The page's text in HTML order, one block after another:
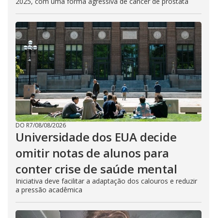
DO R7/08/08/2026
Universidade dos EUA decide
omitir notas de alunos para
conter crise de saúde mental
Iniciativa deve facilitar a adaptação dos calouros e reduzir
a pressão acadêmica